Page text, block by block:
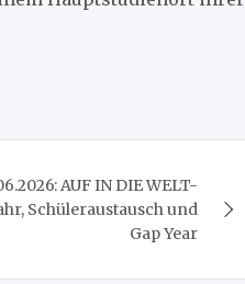
AUF IN DIE WELT-
Schüleraustausch und
Gap Year